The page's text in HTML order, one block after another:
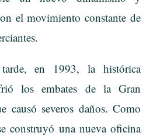
el movimiento constante de
tarde, en 1993, la histórica
los embates de la Gran
causó severos daños. Como
construyó una nueva oficina